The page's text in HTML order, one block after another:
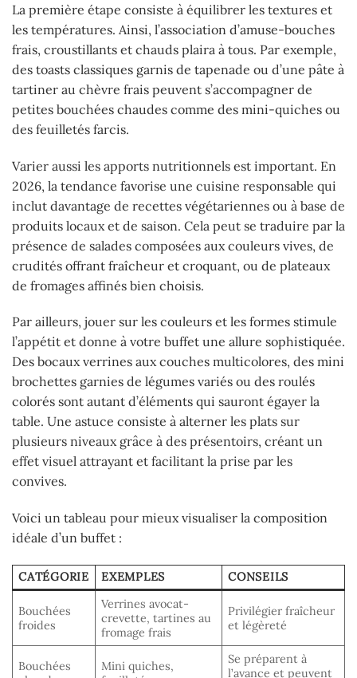
La première étape consiste à équilibrer les textures et
les températures. Ainsi, l’association d’amuse-bouches
frais, croustillants et chauds plaira à tous. Par exemple,
des toasts classiques garnis de tapenade ou d’une pâte à
tartiner au chèvre frais peuvent s’accompagner de
petites bouchées chaudes comme des mini-quiches ou
des feuilletés farcis.
Varier aussi les apports nutritionnels est important. En
2026, la tendance favorise une cuisine responsable qui
inclut davantage de recettes végétariennes ou à base de
produits locaux et de saison. Cela peut se traduire par la
présence de salades composées aux couleurs vives, de
crudités offrant fraîcheur et croquant, ou de plateaux
de fromages affinés bien choisis.
Par ailleurs, jouer sur les couleurs et les formes stimule
l’appétit et donne à votre buffet une allure sophistiquée.
Des bocaux verrines aux couches multicolores, des mini
brochettes garnies de légumes variés ou des roulés
colorés sont autant d’éléments qui sauront égayer la
table. Une astuce consiste à alterner les plats sur
plusieurs niveaux grâce à des présentoirs, créant un
effet visuel attrayant et facilitant la prise par les
convives.
Voici un tableau pour mieux visualiser la composition
idéale d’un buffet :
CATÉGORIE EXEMPLES CONSEILS
Bouchées
froides
Verrines avocat-
crevette, tartines au
fromage frais
Privilégier fraîcheur
et légèreté
Bouchées
Mini quiches,
Se préparent à
l’avance et peuvent